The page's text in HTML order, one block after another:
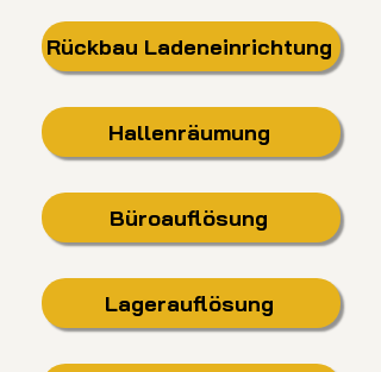
Rückbau Ladeneinrichtung
Hallenräumung
Büroauflösung
Lagerauflösung